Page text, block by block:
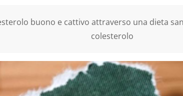
buono e cattivo attraverso una dieta
colesterolo